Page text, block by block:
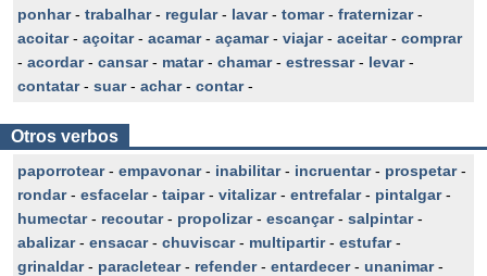
ponhar- trabalhar- regular- lavar- tomar- fraternizar-
acoitar- açoitar- acamar- açamar- viajar- aceitar- comprar
- acordar- cansar- matar- chamar- estressar- levar-
contatar- suar- achar- contar-
Otros verbos
paporrotear- empavonar- inabilitar- incruentar- prospetar-
rondar- esfacelar- taipar- vitalizar- entrefalar- pintalgar-
humectar- recoutar- propolizar- escançar- salpintar-
abalizar- ensacar- chuviscar- multipartir- estufar-
grinaldar- paracletear- refender- entardecer- unanimar-